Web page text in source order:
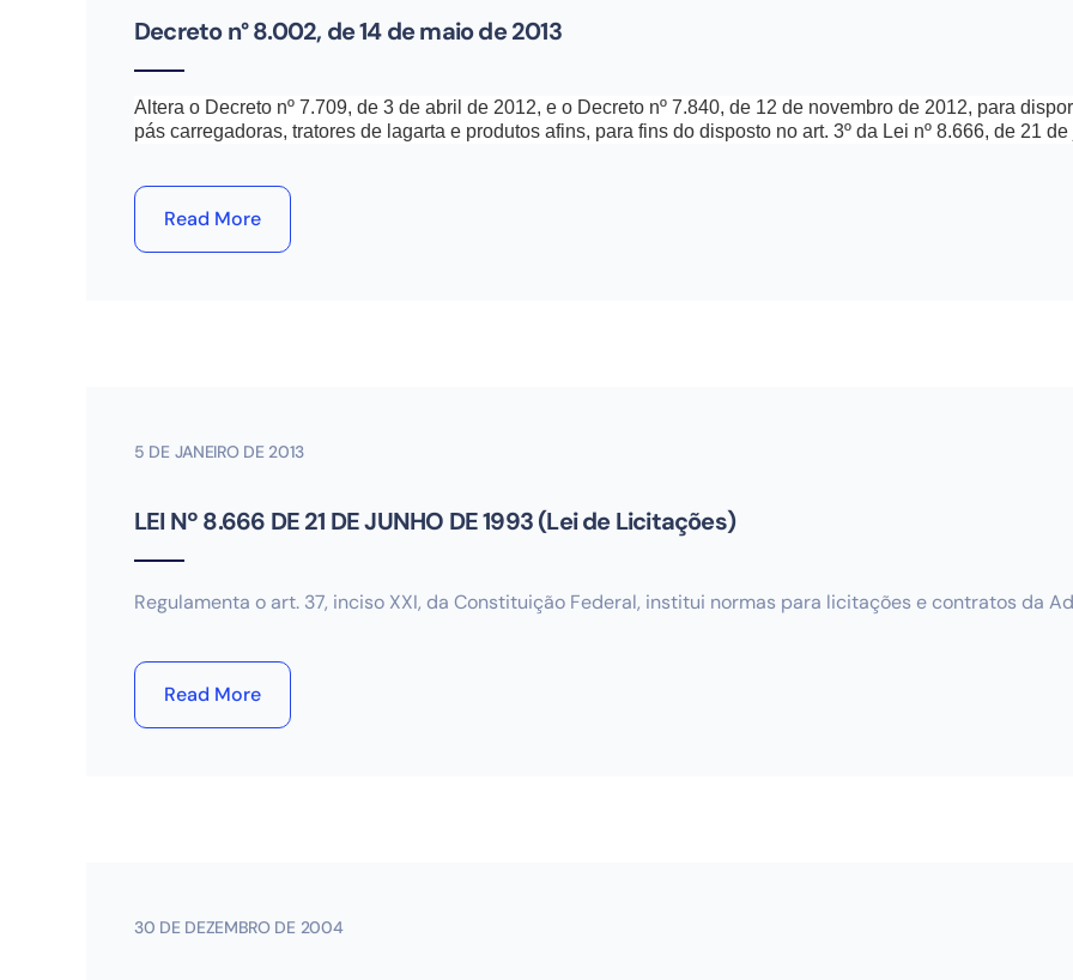
Decreto n° 8.002, de 14 de maio de 2013
Altera o Decreto nº 7.709, de 3 de abril de 2012, e o Decreto nº 7.840, de 12 de novembro de 2012, para
pás carregadoras, tratores de lagarta e produtos afins, para fins do disposto no art. 3º da Lei nº 8.666, de 21
Read More
5 DE JANEIRO DE 2013
LEI Nº 8.666 DE 21 DE JUNHO DE 1993 (Lei de Licitações)
Regulamenta o art. 37, inciso XXI, da Constituição Federal, institui normas para licitações e contratos da
Read More
30 DE DEZEMBRO DE 2004